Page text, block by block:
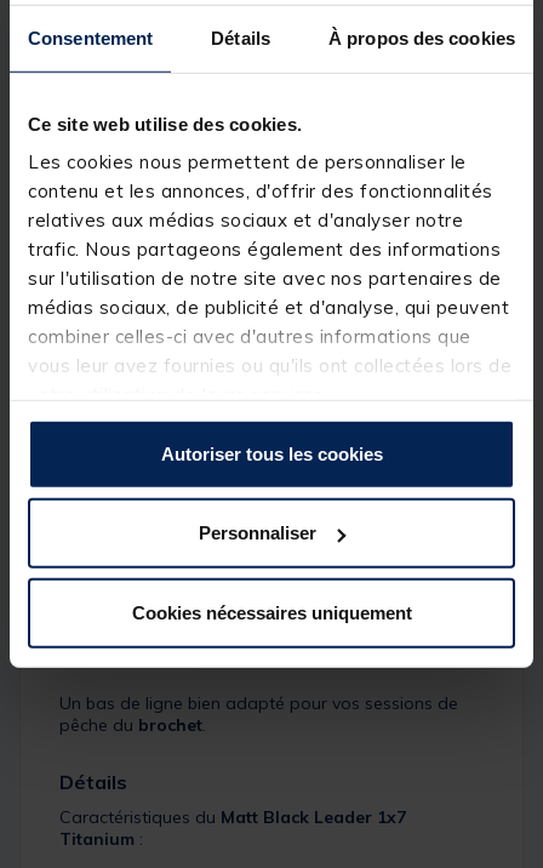
Consentement Détails À propos des cookies
Ce site web utilise des cookies.
Les cookies nous permettent de personnaliser le
contenu et les annonces, d'offrir des fonctionnalités
relatives aux médias sociaux et d'analyser notre
trafic. Nous partageons également des informations
sur l'utilisation de notre site avec nos partenaires de
médias sociaux, de publicité et d'analyse, qui peuvent
combiner celles-ci avec d'autres informations que
vous leur avez fournies ou qu'ils ont collectées lors de
Autoriser tous les cookies
Personnaliser
Cookies nécessaires uniquement
Spro , le Matt Black Leader 1x7
Titaniumest un avançonen titane qui fera le
bonheur des amateurs depêche du
leurres, Spro est une marque qui innove en
permanence pour vous proposer des produits
toujours plus efficaces. Tous les produits développés
par la marque font l'objet de tests ultra-poussés sur
le terrain pour une efficacité bluffante.
De par sa conception en 1x7 brins, leSpro Matt
Black Leader bénéficie d'un bon compromis entre
rigidité et souplesse. Il se montrera par conséquent
polyvalent et bien adapté à la pêche du brochet
avec une multitude de leurres.
De par sa couleur mate, cetavançon brochet
par eaux claires. Il vous permettra donc de déjouer
De plus, cebas de ligne monté brochetest doté
d'un émerillon rolling sur lequel vous nouerez votre
corps de ligne, et d'une agrafe à l'autre extrémité
pour pouvoir changer rapidement de leurre en cours
de pêche.
Enfin, le Matt Black Leader est conçu en titane, ce qui
Un bas de ligne bien adapté pour vos sessions de
pêche du brochet.
Détails
Caractéristiques du Matt Black Leader 1x7
Titanium :